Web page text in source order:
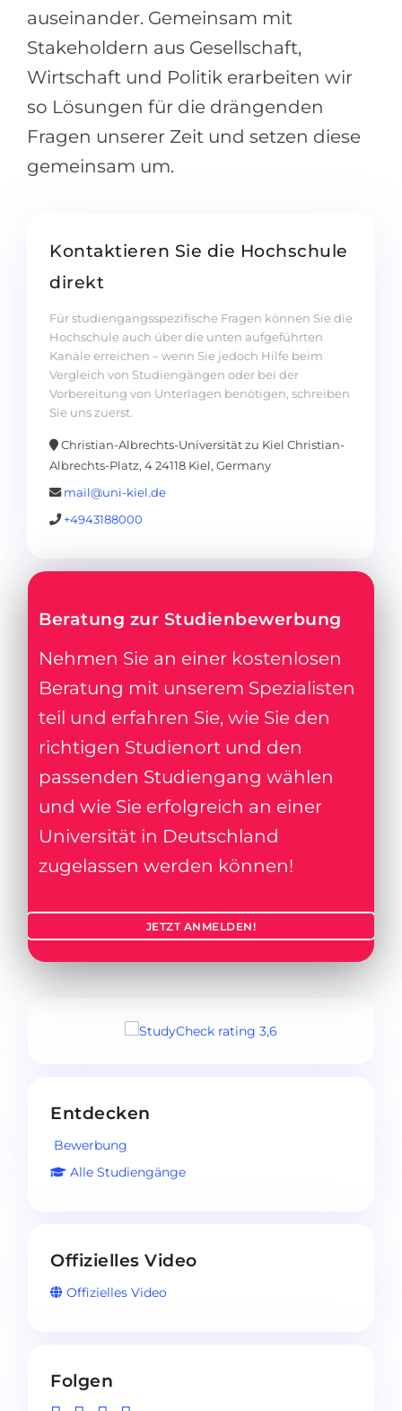
auseinander. Gemeinsam mit
Stakeholdern aus Gesellschaft,
Wirtschaft und Politik erarbeiten wir
so Lösungen für die drängenden
Fragen unserer Zeit und setzen diese
gemeinsam um.
Kontaktieren Sie die Hochschule
direkt
Für studiengangsspezifische Fragen können Sie die
Hochschule auch über die unten aufgeführten
Kanäle erreichen – wenn Sie jedoch Hilfe beim
Vergleich von Studiengängen oder bei der
Vorbereitung von Unterlagen benötigen, schreiben
Sie uns zuerst.
Christian-Albrechts-Universität zu Kiel Christian-
Albrechts-Platz, 4 24118 Kiel, Germany
mail@uni-kiel.de
+4943188000
Beratung zur Studienbewerbung
Nehmen Sie an einer kostenlosen
Beratung mit unserem Spezialisten
teil und erfahren Sie, wie Sie den
richtigen Studienort und den
passenden Studiengang wählen
und wie Sie erfolgreich an einer
Universität in Deutschland
zugelassen werden können!
JETZT ANMELDEN!
Entdecken
Bewerbung
Alle Studiengänge
Offizielles Video
Offizielles Video
Folgen